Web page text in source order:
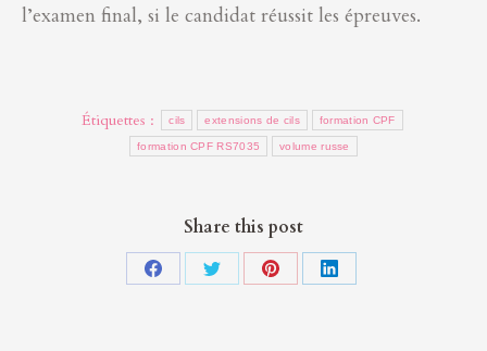
l’examen final, si le candidat réussit les épreuves.
Étiquettes : cils extensions de cils formation CPF
formation CPF RS7035 volume russe
Share this post
PartagerPartagerPartagerPartager